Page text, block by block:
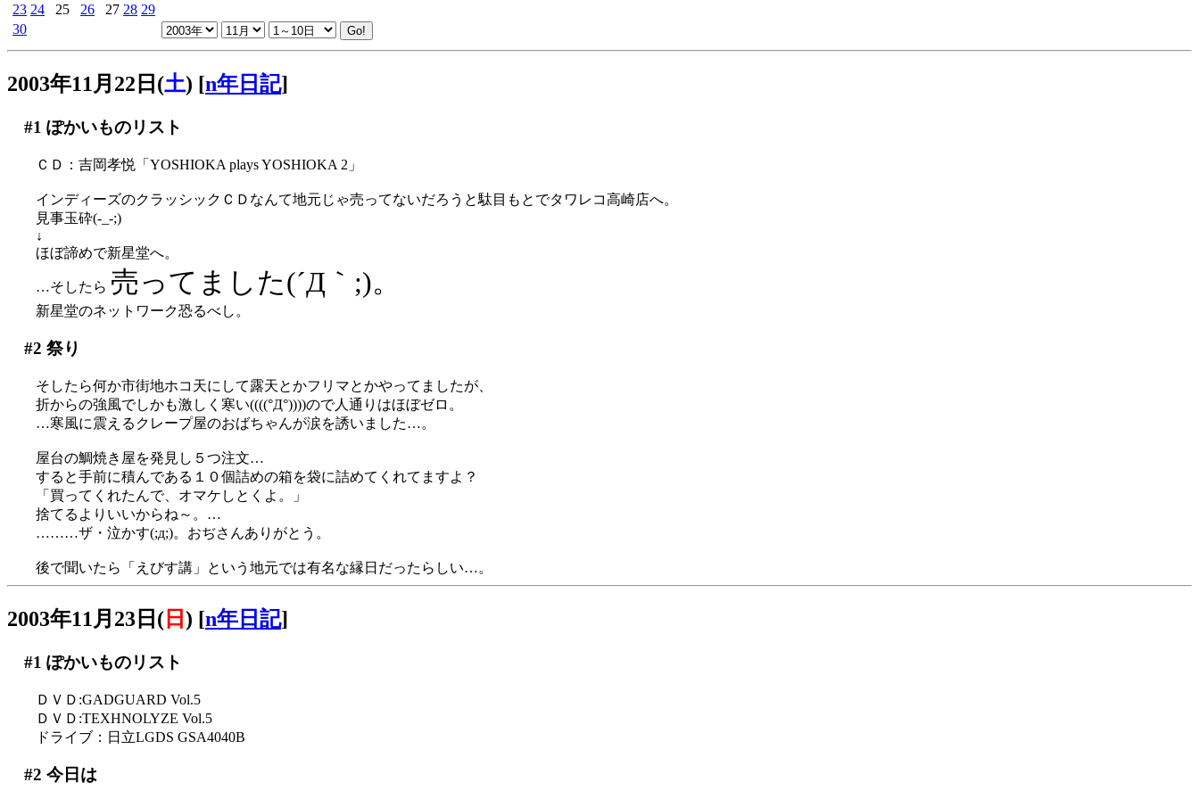
23 24 25 26 27 28 29
30
2003年11月22日(土) [n年日記]
#1 ぽかいものリスト
ＣＤ：吉岡孝悦「YOSHIOKA plays YOSHIOKA 2」
インディーズのクラッシックＣＤなんて地元じゃ売ってないだろうと駄目もとでタワレコ高崎店へ。
見事玉砕(-_-;)
↓
ほぼ諦めで新星堂へ。
…そしたら 売ってました(´Д｀;)。
新星堂のネットワーク恐るべし。
#2 祭り
そしたら何か市街地ホコ天にして露天とかフリマとかやってましたが、
折からの強風でしかも激しく寒い((((°Д°))))ので人通りはほぼゼロ。
…寒風に震えるクレープ屋のおばちゃんが涙を誘いました…。
屋台の鯛焼き屋を発見し５つ注文…
すると手前に積んである１０個詰めの箱を袋に詰めてくれてますよ？
「買ってくれたんで、オマケしとくよ。」
捨てるよりいいからね～。…
………ザ・泣かす(;д;)。おぢさんありがとう。
後で聞いたら「えびす講」という地元では有名な縁日だったらしい…。
2003年11月23日( 日 ) [n年日記]
#1 ぽかいものリスト
ＤＶＤ:GADGUARD Vol.5
ＤＶＤ:TEXHNOLYZE Vol.5
ドライブ：日立LGDS GSA4040B
#2 今日は